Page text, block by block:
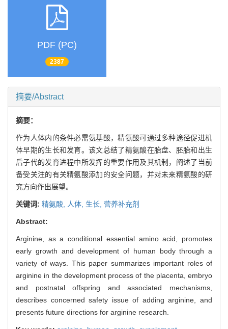
PDF (PC)
2387
摘要/Abstract
摘要：
作为人体内的条件必需氨基酸，精氨酸可通过多种途径促进机
体早期的生长和发育。该文总结了精氨酸在胎盘、胚胎和出生
后子代的发育进程中所发挥的重要作用及其机制，阐述了当前
备受关注的有关精氨酸添加的安全问题，并对未来精氨酸的研
究方向作出展望。
关键词: 精氨酸, 人体, 生长, 营养补充剂
Abstract:
Arginine, as a conditional essential amino acid, promotes
early growth and development of human body through a
variety of ways. This paper summarizes important roles of
arginine in the development process of the placenta, embryo
and postnatal offspring and associated mechanisms,
describes concerned safety issue of adding arginine, and
presents future directions for arginine research.